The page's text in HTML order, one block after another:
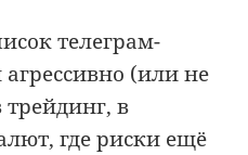
телеграм-
(или не
трейдинг, в
где риски ещё